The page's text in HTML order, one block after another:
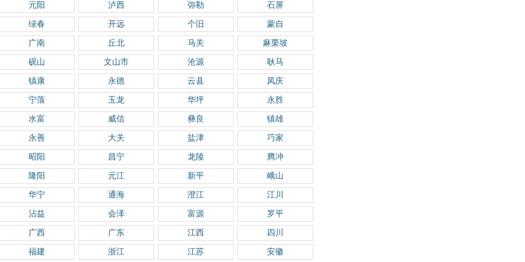
元阳 泸西 弥勒 石屏
绿春 开远 个旧 蒙自
广南 丘北 马关 麻栗坡
砚山 文山市 沧源 耿马
镇康 永德 云县 凤庆
宁蒗 玉龙 华坪 永胜
水富 威信 彝良 镇雄
永善 大关 盐津 巧家
昭阳 昌宁 龙陵 腾冲
隆阳 元江 新平 峨山
华宁 通海 澄江 江川
沾益 会泽 富源 罗平
广西 广东 江西 四川
福建 浙江 江苏 安徽